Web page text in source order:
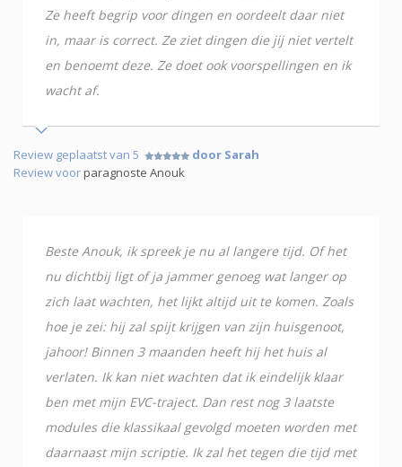
Ze heeft begrip voor dingen en oordeelt daar niet
in, maar is correct. Ze ziet dingen die jij niet vertelt
en benoemt deze. Ze doet ook voorspellingen en ik
wacht af.
Review geplaatst van 5
door Sarah
Review voorparagnoste Anouk
Beste Anouk, ik spreek je nu al langere tijd. Of het
nu dichtbij ligt of ja jammer genoeg wat langer op
zich laat wachten, het lijkt altijd uit te komen. Zoals
hoe je zei: hij zal spijt krijgen van zijn huisgenoot,
jahoor! Binnen 3 maanden heeft hij het huis al
verlaten. Ik kan niet wachten dat ik eindelijk klaar
ben met mijn EVC-traject. Dan rest nog 3 laatste
modules die klassikaal gevolgd moeten worden met
daarnaast mijn scriptie. Ik zal het tegen die tijd met